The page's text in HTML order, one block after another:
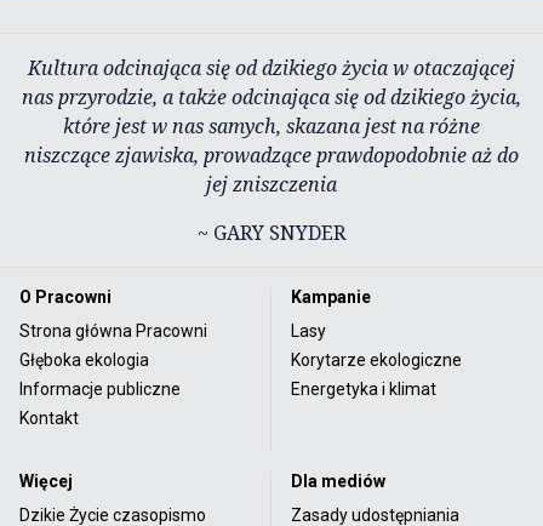
Kultura odcinająca się od dzikiego życia w otaczającej
nas przyrodzie, a także odcinająca się od dzikiego życia,
które jest w nas samych, skazana jest na różne
niszczące zjawiska, prowadzące prawdopodobnie aż do
jej zniszczenia
~ GARY SNYDER
O Pracowni
Strona główna Pracowni
Głęboka ekologia
Informacje publiczne
Kontakt
Kampanie
Lasy
Korytarze ekologiczne
Energetyka i klimat
Więcej
Dzikie Życie czasopismo
Dla mediów
Zasady udostępniania